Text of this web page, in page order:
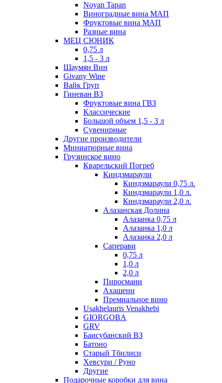
Noyan Tapan
Виноградные вина МАП
Фруктовые вина МАП
Разные вина
МЕЦ СЮНИК
0,75 л
1,5 - 3 л
Шаумян Вин
Givany Wine
Вайк Груп
Гиневан ВЗ
Фруктовые вина ГВЗ
Классические
Большой объем 1,5 - 3 л
Сувенирные
Другие производители
Миниатюрные вина
Грузинское вино
Кварельский Погреб
Киндзмараули
Киндзмараули 0,75 л.
Киндзмараули 1,0 л.
Киндзмараули 2,0 л.
Алазанская Долина
Алазанка 0,75 л
Алазанка 1,0 л
Алазанка 2,0 л
Саперави
0,75 л
1,0 л
2,0 л
Пиросмани
Ахашени
Премиальное вино
Usakhelauris Venakhebi
GIORGOBA
GRV
Баисубанский ВЗ
Батоно
Старый Тбилиси
Хевсури / Руно
Другие
Подарочные коробки для вина